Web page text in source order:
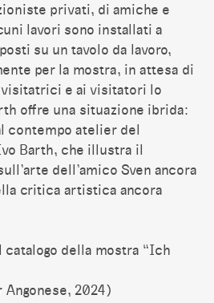
privati, di amiche e
lavori sono installati a
su un tavolo da lavoro,
per la mostra, in attesa di
e ai visitatori lo
offre una situazione ibrida:
contempo atelier del
Barth, che illustra il
dell’amico Sven ancora
critica artistica ancora
della mostra “Ich
Angonese, 2024)